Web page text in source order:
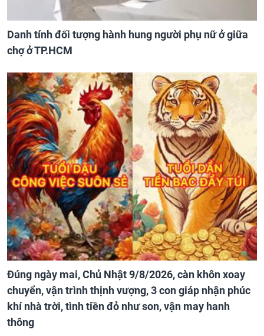
Danh tính đối tượng hành hung người phụ nữ ở giữa
chợ ở TP.HCM
Đúng ngày mai, Chủ Nhật 9/8/2026, càn khôn xoay
chuyển, vận trình thịnh vượng, 3 con giáp nhận phúc
khí nhà trời, tình tiền đỏ như son, vận may hanh
thông